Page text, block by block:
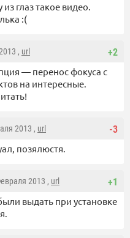
глаз такое видео.
:(
+2
, url
— перенос фокуса с
на интересные.
-3
2013 , url
позялюстя.
+1
2013 , url
выдать при установке